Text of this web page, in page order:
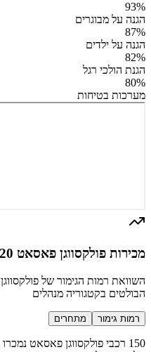
93%
הגנה על מבוגרים
87%
הגנה על ילדים
82%
הגנת הולכי רגל
80%
מערכות בטיחות
מכירות פולקסווגן פאסאט 2020 והשוואה למתחרים
הבולטים בקטגוריה מנהלים
רמות גימור מתחרים